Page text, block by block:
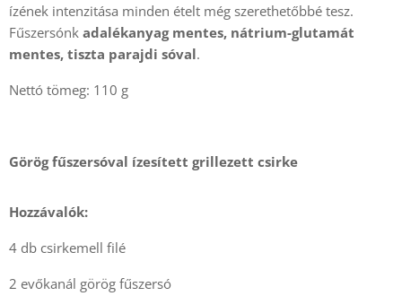
ízének intenzitása minden ételt még szerethetőbbé tesz.
Fűszersónk adalékanyag mentes, nátrium-glutamát
mentes, tiszta parajdi sóval.
Nettó tömeg: 110 g
Görög fűszersóval ízesített grillezett csirke
Hozzávalók:
4 db csirkemell filé
2 evőkanál görög fűszersó